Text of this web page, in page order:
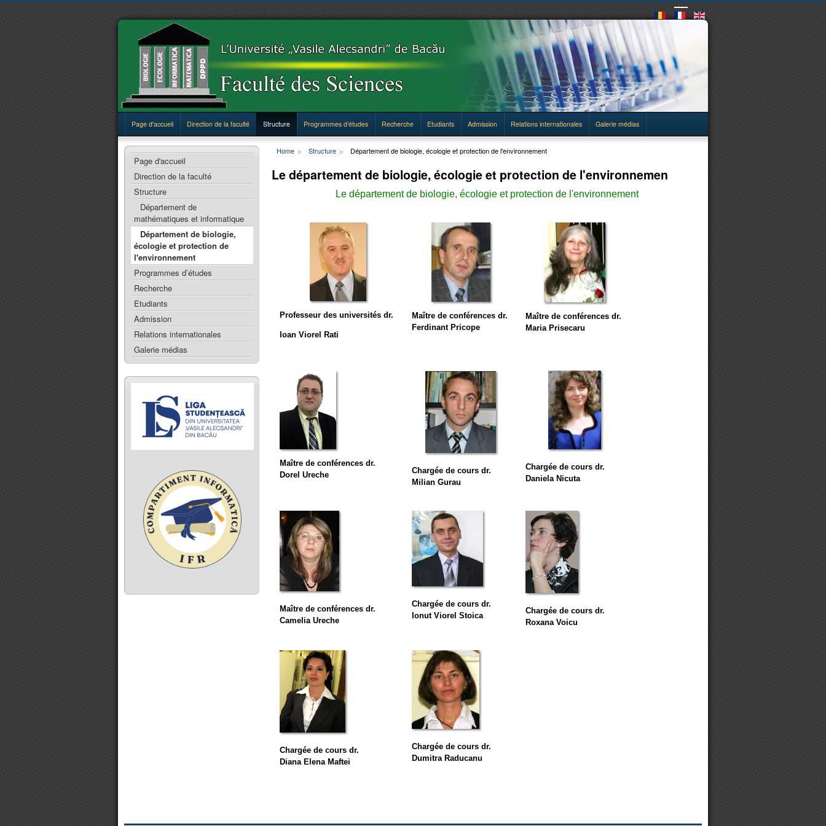
Page d'accueil Direction de la faculté Structure Programmes d’études Recherche Etudiants Admission Relations internationales Galerie médias
Page d'accueil
Direction de la faculté
Structure
Département de
mathématiques et informatique
Département de biologie,
écologie et protection de
l'environnement
Programmes d’études
Recherche
Etudiants
Admission
Relations internationales
Galerie médias
Home Structure Département de biologie, écologie et protection de l'environnement
Le département de biologie, écologie et protection de l'environnemen
Le département de biologie, écologie et protection de l'environnement
Professeur des universités dr.
Ioan Viorel Rati
Maître de conférences dr.
Ferdinant Pricope
Maître de conférences dr.
Maria Prisecaru
Maître de conférences dr.
Dorel Ureche
Chargée de cours dr.
Milian Gurau
Chargée de cours dr.
Daniela Nicuta
Maître de conférences dr.
Camelia Ureche
Chargée de cours dr.
Ionut Viorel Stoica
Chargée de cours dr.
Roxana Voicu
Chargée de cours dr.
Diana Elena Maftei
Chargée de cours dr.
Dumitra Raducanu